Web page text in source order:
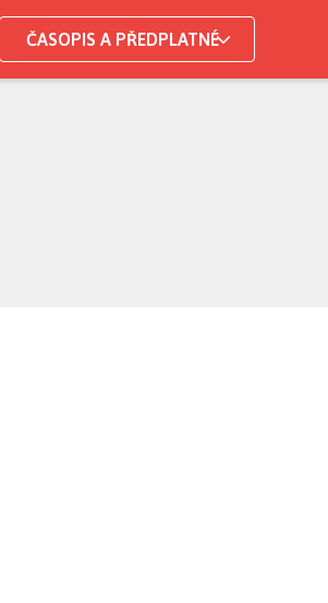
ČASOPIS A PŘEDPLATNÉ